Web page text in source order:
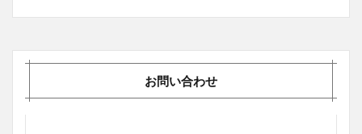
お問い合わせ